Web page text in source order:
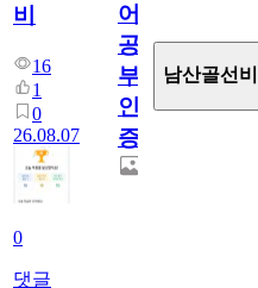
비
16
1
0
26.08.07
0
댓글
어
공
부
인
증
남산골선비